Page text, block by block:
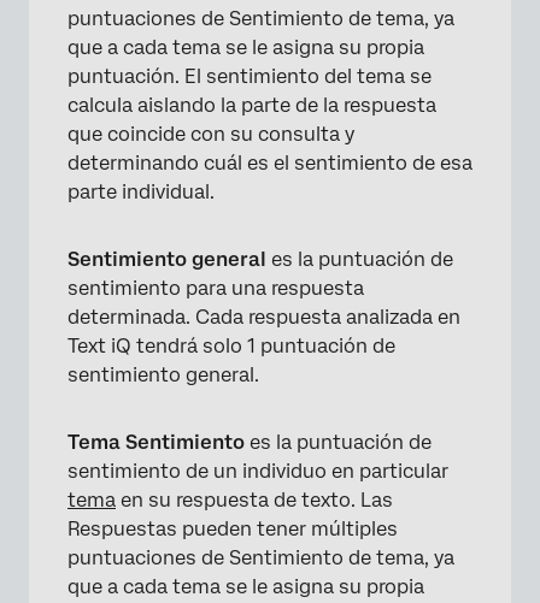
puntuaciones de Sentimiento de tema, ya
que a cada tema se le asigna su propia
puntuación. El sentimiento del tema se
calcula aislando la parte de la respuesta
que coincide con su consulta y
determinando cuál es el sentimiento de esa
parte individual.
Sentimiento general es la puntuación de
sentimiento para una respuesta
determinada. Cada respuesta analizada en
Text iQ tendrá solo 1 puntuación de
sentimiento general.
Tema Sentimiento es la puntuación de
sentimiento de un individuo en particular
tema en su respuesta de texto. Las
Respuestas pueden tener múltiples
puntuaciones de Sentimiento de tema, ya
que a cada tema se le asigna su propia